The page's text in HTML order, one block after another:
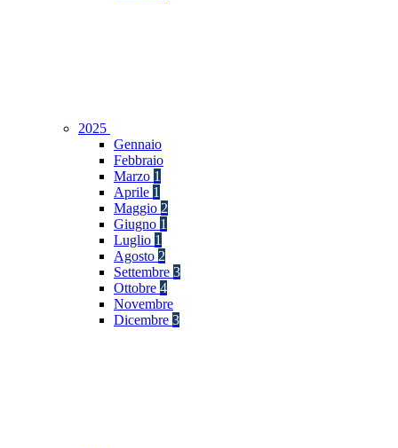
2025
Gennaio
Febbraio
Marzo 1
Aprile 1
Maggio 2
Giugno 1
Luglio 1
Agosto 2
Settembre 3
Ottobre 4
Novembre
Dicembre 3